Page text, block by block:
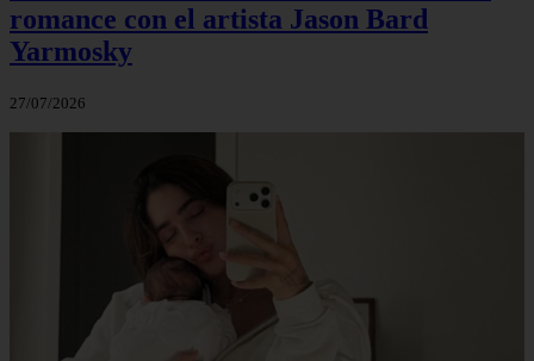
romance con el artista Jason Bard
Yarmosky
27/07/2026